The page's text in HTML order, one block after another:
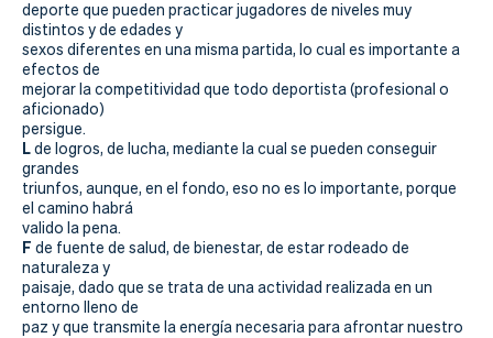
deporte que pueden practicar jugadores de niveles muy
distintos y de edades y
sexos diferentes en una misma partida, lo cual es importante a
efectos de
mejorar la competitividad que todo deportista (profesional o
aficionado)
persigue.
Lde logros, de lucha, mediante la cual se pueden conseguir
grandes
triunfos, aunque, en el fondo, eso no es lo importante, porque
el camino habrá
valido la pena.
F de fuente de salud, de bienestar, de estar rodeado de
naturaleza y
paisaje, dado que se trata de una actividad realizada en un
entorno lleno de
paz y que transmite la energía necesaria para afrontar nuestro